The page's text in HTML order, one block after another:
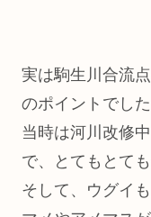
実は駒生川合流
のポイントでした
当時は河川改修
で、とてもとて
そして、ウグイ